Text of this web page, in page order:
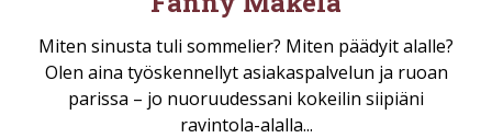
Miten sinusta tuli sommelier? Miten päädyit alalle?
Olen aina työskennellyt asiakaspalvelun ja ruoan
parissa – jo nuoruudessani kokeilin siipiäni
ravintola-alalla...